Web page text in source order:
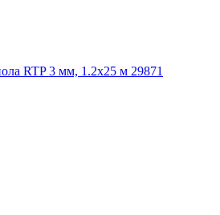
RTP 3 мм, 1.2x25 м 29871